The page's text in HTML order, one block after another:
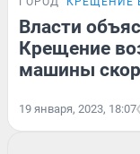
Власти
Крещение
машины
19 января, 2023, 18:07